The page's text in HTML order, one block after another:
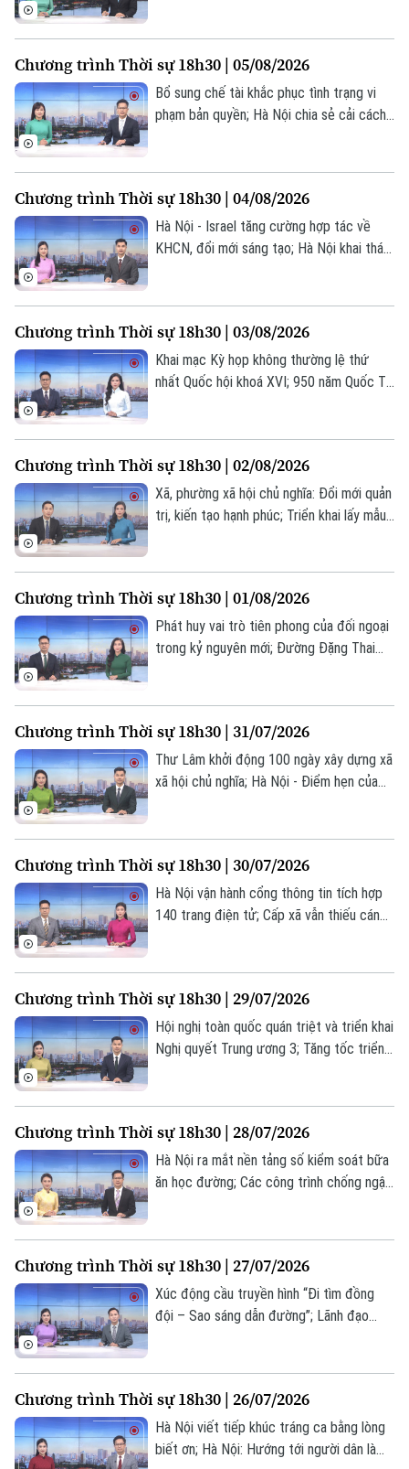
Chuyên mục
Thời sự
Hà Nội
Chính trị
Xã hội
Công nghệ
Hà Nội
Nhịp sống Hà Nội
Người Hà Nội
Khoảnh khắc Hà Nội
Ẩm thực
Thế giới
Tin tức
Hồ sơ
Người Việt 4 phương
Kinh tế
Tin tức
Cafe sáng
Tài chính Ngân hàng
Nhà đất
Tin tức
Đầu tư
Căn hộ
Đất đai
Kinh nghiệm
Tàu và Xe
Tàu
Xe máy
Thị trường
Đánh giá
Giáo dục
Tin tức
Tuyển sinh
Văn hóa
Tin tức
Di tích
Sức khỏe
Dinh dưỡng
Tư vấn sức khỏe
Thể thao
Bóng đá
Quần vợt
Golf
Giải trí
Tin tức
Sao
Điện ảnh
Thời trang
Âm nhạc
trình hôm nay.
Chương trình Thời sự 18h30 | 05/08/2026
Bổ sung chế tài khắc phục tình trạng vi
phạm bản quyền; Hà Nội chia sẻ cải cách
Argentina;... là một số nội dung đáng chú ý
trong chương trình hôm nay.
Chương trình Thời sự 18h30 | 04/08/2026
Hà Nội - Israel tăng cường hợp tác về
KHCN, đổi mới sáng tạo; Hà Nội khai thác
chủ nghĩa" - Từ thí điểm đến chuyển động
toàn hệ thống;... là một số nội dung đáng
chú ý trong chương trình hôm nay.
Chương trình Thời sự 18h30 | 03/08/2026
Khai mạc Kỳ họp không thường lệ thứ
nhất Quốc hội khoá XVI; 950 năm Quốc Tử
hôm nay.
Chương trình Thời sự 18h30 | 02/08/2026
Xã, phường xã hội chủ nghĩa: Đổi mới quản
trị, kiến tạo hạnh phúc; Triển khai lấy mẫu
thiệt mạng tăng;... là những nội dung chính
trong chương trình hôm nay.
Chương trình Thời sự 18h30 | 01/08/2026
Phát huy vai trò tiên phong của đối ngoại
trong kỷ nguyên mới; Đường Đặng Thai
động tích cực... là những nội dung chính
trong chương trình hôm nay.
Chương trình Thời sự 18h30 | 31/07/2026
Thư Lâm khởi động 100 ngày xây dựng xã
xã hội chủ nghĩa; Hà Nội - Điểm hẹn của
hôm nay.
Chương trình Thời sự 18h30 | 30/07/2026
Hà Nội vận hành cổng thông tin tích hợp
140 trang điện tử; Cấp xã vẫn thiếu cán
chính trong chương trình hôm nay.
Chương trình Thời sự 18h30 | 29/07/2026
Hội nghị toàn quốc quán triệt và triển khai
Nghị quyết Trung ương 3; Tăng tốc triển
là những nội dung chính trong chương
trình hôm nay.
Chương trình Thời sự 18h30 | 28/07/2026
Hà Nội ra mắt nền tảng số kiểm soát bữa
ăn học đường; Các công trình chống ngập
chính trong chương trình hôm nay.
Chương trình Thời sự 18h30 | 27/07/2026
Xúc động cầu truyền hình “Đi tìm đồng
đội – Sao sáng dẫn đường”; Lãnh đạo
anh... là những nội dung chính trong
chương trình hôm nay.
Chương trình Thời sự 18h30 | 26/07/2026
Hà Nội viết tiếp khúc tráng ca bằng lòng
biết ơn; Hà Nội: Hướng tới người dân là